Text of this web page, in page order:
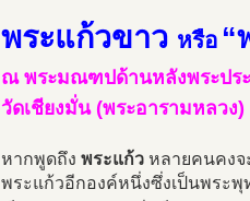
พระแก้วขาว หรือ “
ณ พระมณฑปด้านหลังพระปร
วัดเชียงมั่น (พระอารามหลวง
หากพูดถึง พระแก้ว หลายคนคงจ
พระแก้วอีกองค์หนึ่งซึ่งเป็นพระ